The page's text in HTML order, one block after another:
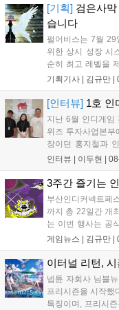
은 공식 페이지에
[기획] 검은사
습니다
펄어비스는 7월 29
위한 상시 성장 시
순히 최고 레벨을
아 아카데미 수료,
용자는 과제를 완
기획기사 | 김규만 |
[인터뷰] 1호 인
지난 6월 인디게임
위즈 투자사업본
장이던 홍지철과
장이던 이민정이
들어왔다. 서비스 중
인터뷰 | 이두현 |
3주간 즐기는
부산인디커넥트페
까지 총 22일간 개
는 이번 행사는 공
작을 제한 없이 체
세계 누구나 참여
게임뉴스 | 김규만 |
이터널 리턴,
넵튠 자회사 님블
프리시즌을 시작했
특징이며, 프리시